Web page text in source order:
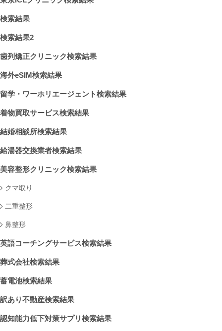
検索結果
検索結果2
歯列矯正クリニック検索結果
海外eSIM検索結果
留学・ワーホリエージェント検索結果
着物買取サービス検索結果
結婚相談所検索結果
給湯器交換業者検索結果
美容整形クリニック検索結果
クマ取り
二重整形
鼻整形
英語コーチングサービス検索結果
葬式会社検索結果
蓄電池検索結果
訳あり不動産検索結果
認知能力低下対策サプリ検索結果